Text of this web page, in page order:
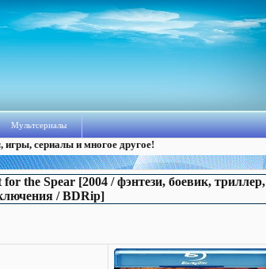
Мультсериалы
игры, сериалы и многое другое!
the Spear [2004 / фэнтези, боевик, триллер,
/ BDRip]